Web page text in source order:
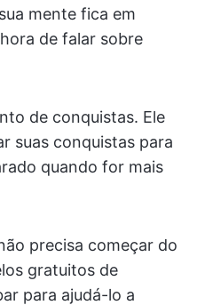
mente fica em
de falar sobre
de conquistas. Ele
suas conquistas para
quando for mais
precisa começar do
gratuitos de
para ajudá-lo a